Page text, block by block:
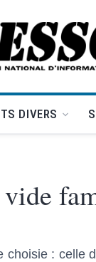
L'Essor
DIVERS
: celle